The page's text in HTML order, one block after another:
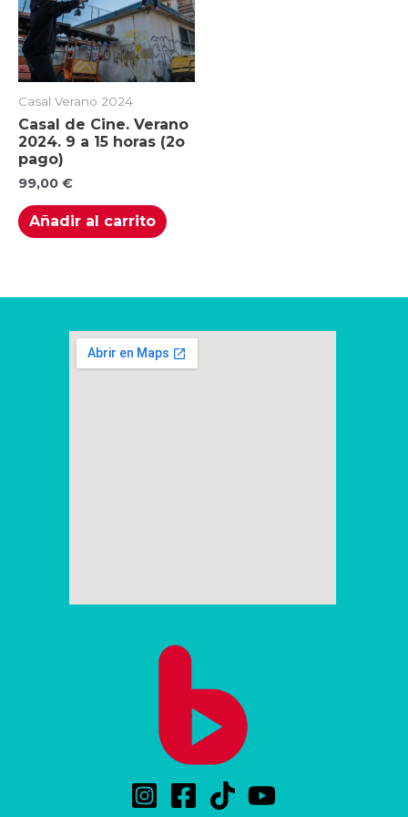
Casal Verano 2024
Casal de Cine. Verano
2024. 9 a 15 horas (2o
pago)
99,00 €
Añadir al carrito